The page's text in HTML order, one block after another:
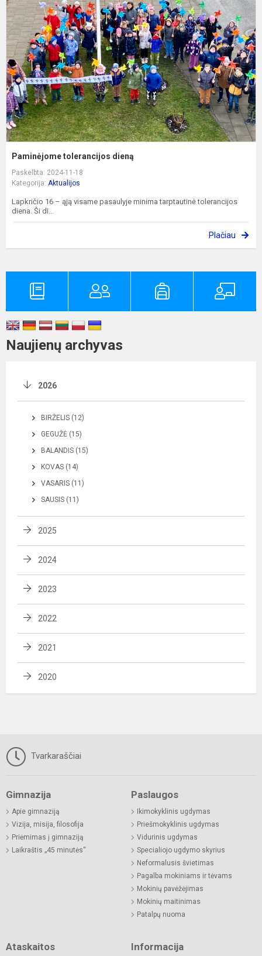
Paminėjome tolerancijos dieną
Paskelbta: 2024-11-18
Kategorija: Aktualijos
Lapkričio 16 – ąją visame pasaulyje minima tarptautinė tolerancijos
diena. Ši di...
Plačiau
Naujienų archyvas
2026
BIRŽELIS (12)
GEGUŽĖ (15)
BALANDIS (15)
KOVAS (14)
VASARIS (11)
SAUSIS (11)
2025
2024
2023
2022
2021
2020
Tvarkaraščiai
Gimnazija
Apie gimnaziją
Vizija, misija, filosofija
Priėmimas į gimnaziją
Laikraštis „45 minutės“
Paslaugos
Ikimokyklinis ugdymas
Priešmokyklinis ugdymas
Vidurinis ugdymas
Specialiojo ugdymo skyrius
Neformalusis švietimas
Pagalba mokiniams ir tėvams
Mokinių pavėžėjimas
Mokinių maitinimas
Patalpų nuoma
Ataskaitos Informacija